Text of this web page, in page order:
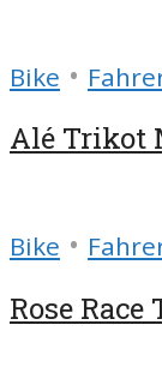
Bike •
Alé Trikot
Bike •
Rose